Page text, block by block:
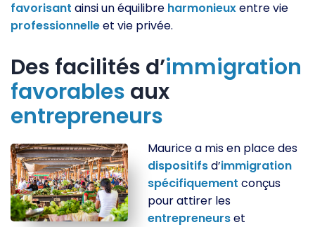
favorisant ainsi un équilibre harmonieuxentre vie
professionnelleet vie privée.
Des facilités d’immigration
favorables aux
entrepreneurs
Maurice a mis en place des
dispositifsd’immigration
spécifiquement conçus
pour attirer les
entrepreneurset